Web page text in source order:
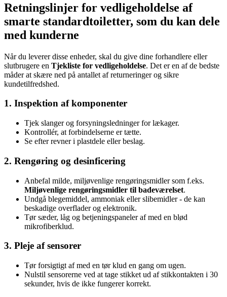
Retningslinjer for vedligeholdelse af
smarte standardtoiletter, som du kan dele
med kunderne
Når du leverer disse enheder, skal du give dine forhandlere eller
slutbrugere en Tjekliste for vedligeholdelse. Det er en af de bedste
måder at skære ned på antallet af returneringer og sikre
kundetilfredshed.
1. Inspektion af komponenter
Tjek slanger og forsyningsledninger for lækager.
Kontrollér, at forbindelserne er tætte.
Se efter revner i plastdele eller beslag.
2. Rengøring og desinficering
Anbefal milde, miljøvenlige rengøringsmidler som f.eks.
Miljøvenlige rengøringsmidler til badeværelset.
Undgå blegemiddel, ammoniak eller slibemidler - de kan
beskadige overflader og elektronik.
Tør sæder, låg og betjeningspaneler af med en blød
mikrofiberklud.
3. Pleje af sensorer
Tør forsigtigt af med en tør klud en gang om ugen.
Nulstil sensorerne ved at tage stikket ud af stikkontakten i 30
sekunder, hvis de ikke fungerer korrekt.